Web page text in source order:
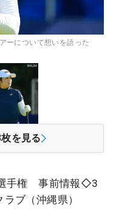
ーについて想いを語った
枚を見る
選手権 事前情報◇3
ブ（沖縄県）